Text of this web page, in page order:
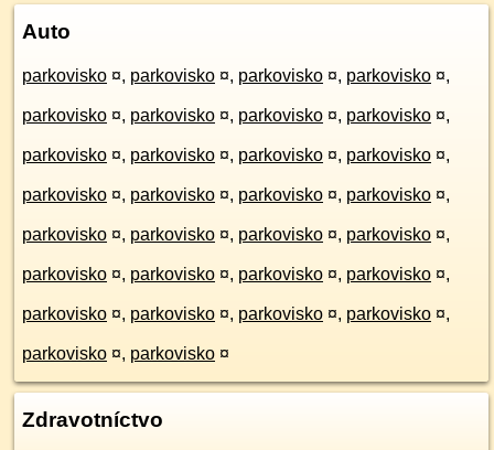
Auto
parkovisko ¤, parkovisko ¤, parkovisko ¤, parkovisko ¤,
parkovisko ¤, parkovisko ¤, parkovisko ¤, parkovisko ¤,
parkovisko ¤, parkovisko ¤, parkovisko ¤, parkovisko ¤,
parkovisko ¤, parkovisko ¤, parkovisko ¤, parkovisko ¤,
parkovisko ¤, parkovisko ¤, parkovisko ¤, parkovisko ¤,
parkovisko ¤, parkovisko ¤, parkovisko ¤, parkovisko ¤,
parkovisko ¤, parkovisko ¤, parkovisko ¤, parkovisko ¤,
parkovisko ¤, parkovisko ¤
Zdravotníctvo